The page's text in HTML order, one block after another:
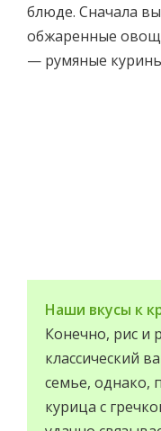
блюде. Сначала
обжаренные
— румяные
Наши вкусы к
Конечно, рис и
классический
семье, однако,
курица с